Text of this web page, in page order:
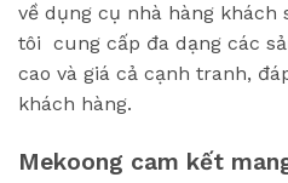
về dụng cụ nhà hàng khách
tôi cung cấp đa dạng các
cao và giá cả cạnh tranh,
khách hàng.
Mekoong cam kết